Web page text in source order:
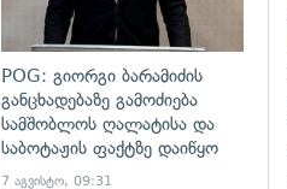
POG: გიორგი ბარამიძის
განცხადებაზე გამოძიება
სამშობლოს ღალატისა და
საბოტაჟის ფაქტზე დაიწყო
7 აგვისტო, 09:31